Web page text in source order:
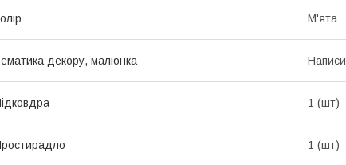
М'ята
декору, малюнка Написи
1 (шт)
1 (шт)